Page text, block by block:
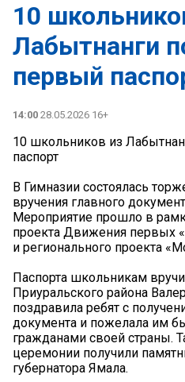
10
Лабытнанги
первый
14:00 28.05.2026 16+
10 школьников из
паспорт
В Гимназии состоялась
вручения главного
Мероприятие прошло в
проекта Движения первых
и регионального проекта
Паспорта школьникам
Приуральского района
поздравила ребят с
документа и пожелала им
гражданами своей страны.
церемонии получили
губернатора Ямала.